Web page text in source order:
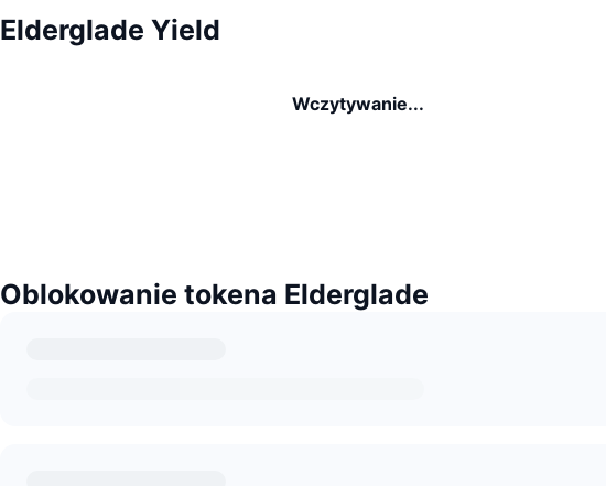
Elderglade Yield
Wczytywanie...
Oblokowanie tokena Elderglade